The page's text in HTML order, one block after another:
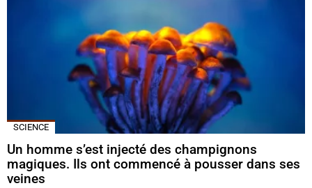
SCIENCE
Un homme s’est injecté des champignons
magiques. Ils ont commencé à pousser dans ses
veines